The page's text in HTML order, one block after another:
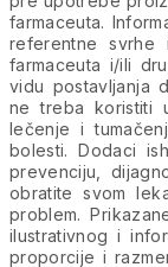
farmaceuta.
referentne svrhe
farmaceuta i/ili
vidu postavljanja
ne treba koristiti
lečenje i
bolesti. Dodaci
prevenciju,
obratite svom
problem.
ilustrativnog i
proporcije i